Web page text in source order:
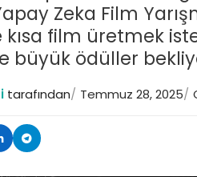
Zeka Film
film üretmek
büyük ödüller
tarafından Temmuz 28, 2025